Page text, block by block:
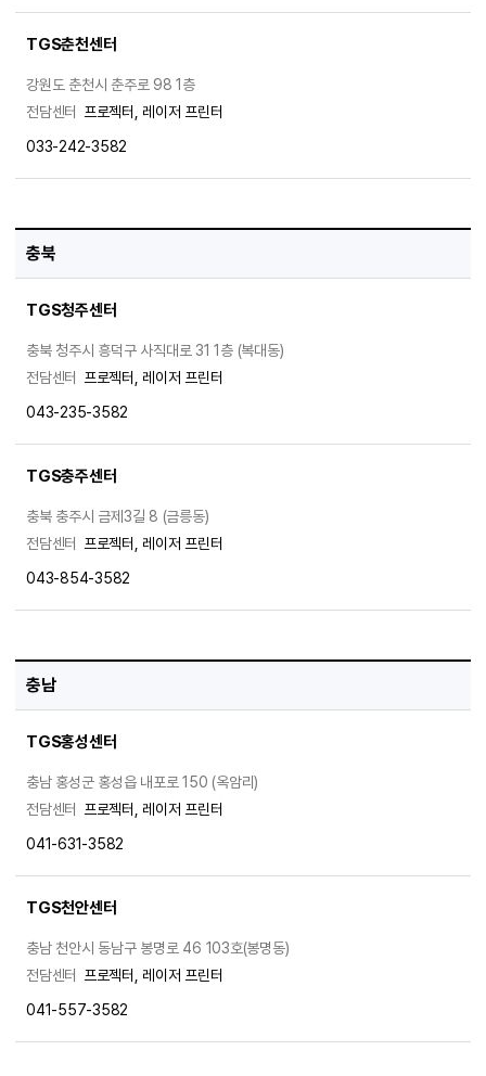
TGS춘천센터
강원도 춘천시 춘주로 98 1층
전담센터
프로젝터, 레이저 프린터
033-242-3582
충북
TGS청주센터
충북 청주시 흥덕구 사직대로 31 1층 (복대동)
전담센터
프로젝터, 레이저 프린터
043-235-3582
TGS충주센터
충북 충주시 금제3길 8 (금릉동)
전담센터
프로젝터, 레이저 프린터
043-854-3582
충남
TGS홍성센터
충남 홍성군 홍성읍 내포로 150 (옥암리)
전담센터
프로젝터, 레이저 프린터
041-631-3582
TGS천안센터
충남 천안시 동남구 봉명로 46 103호(봉명동)
전담센터
프로젝터, 레이저 프린터
041-557-3582